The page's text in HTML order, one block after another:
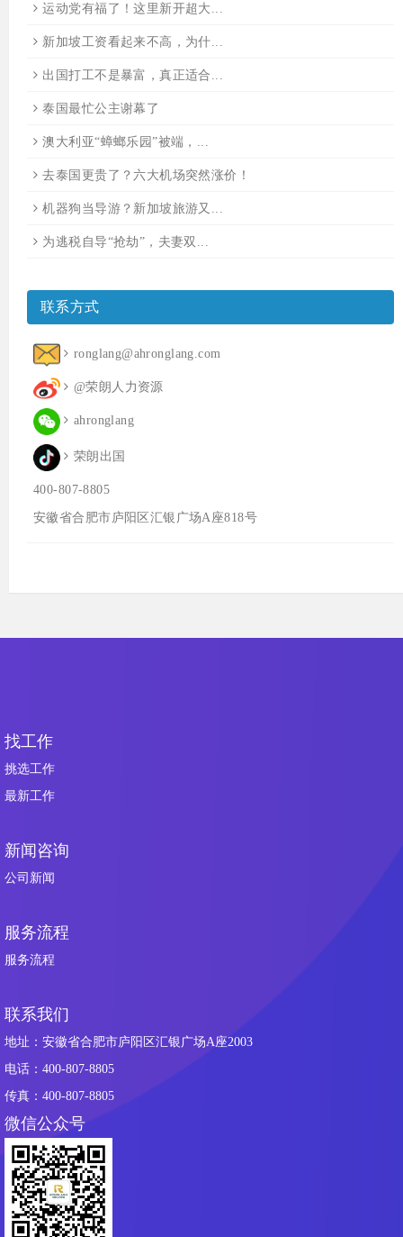
运动党有福了！这里新开超大...
新加坡工资看起来不高，为什...
出国打工不是暴富，真正适合...
泰国最忙公主谢幕了
澳大利亚“蟑螂乐园”被端，...
去泰国更贵了？六大机场突然涨价！
机器狗当导游？新加坡旅游又...
为逃税自导“抢劫”，夫妻双...
联系方式
ronglang@ahronglang.com
@荣朗人力资源
ahronglang
荣朗出国
400-807-8805
安徽省合肥市庐阳区汇银广场A座818号
找工作
挑选工作
最新工作
新闻咨询
公司新闻
服务流程
服务流程
联系我们
地址：安徽省合肥市庐阳区汇银广场A座2003
电话：400-807-8805
传真：400-807-8805
微信公众号